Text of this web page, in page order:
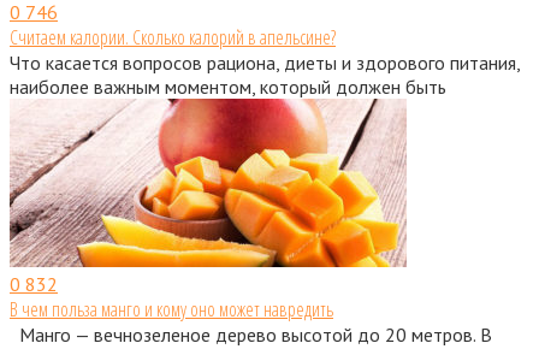
0 746
Считаем калории. Сколько калорий в апельсине?
Что касается вопросов рациона, диеты и здорового питания,
наиболее важным моментом, который должен быть
0 832
В чем польза манго и кому оно может навредить
Манго — вечнозеленое дерево высотой до 20 метров. В